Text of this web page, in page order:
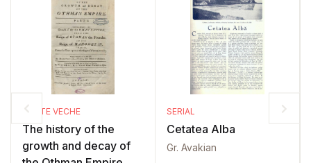
CARTE VECHE
The history of the
growth and decay of
SERIAL
Cetatea Alba
Gr. Avakian